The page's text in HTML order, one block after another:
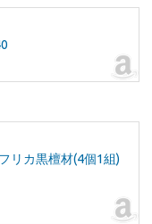
リカ黒檀材(4個1組)